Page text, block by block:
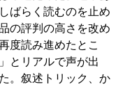
ばらく読むのを止め
の評判の高さを改め
度読み進めたとこ
とリアルで声が出
。叙述トリック、か